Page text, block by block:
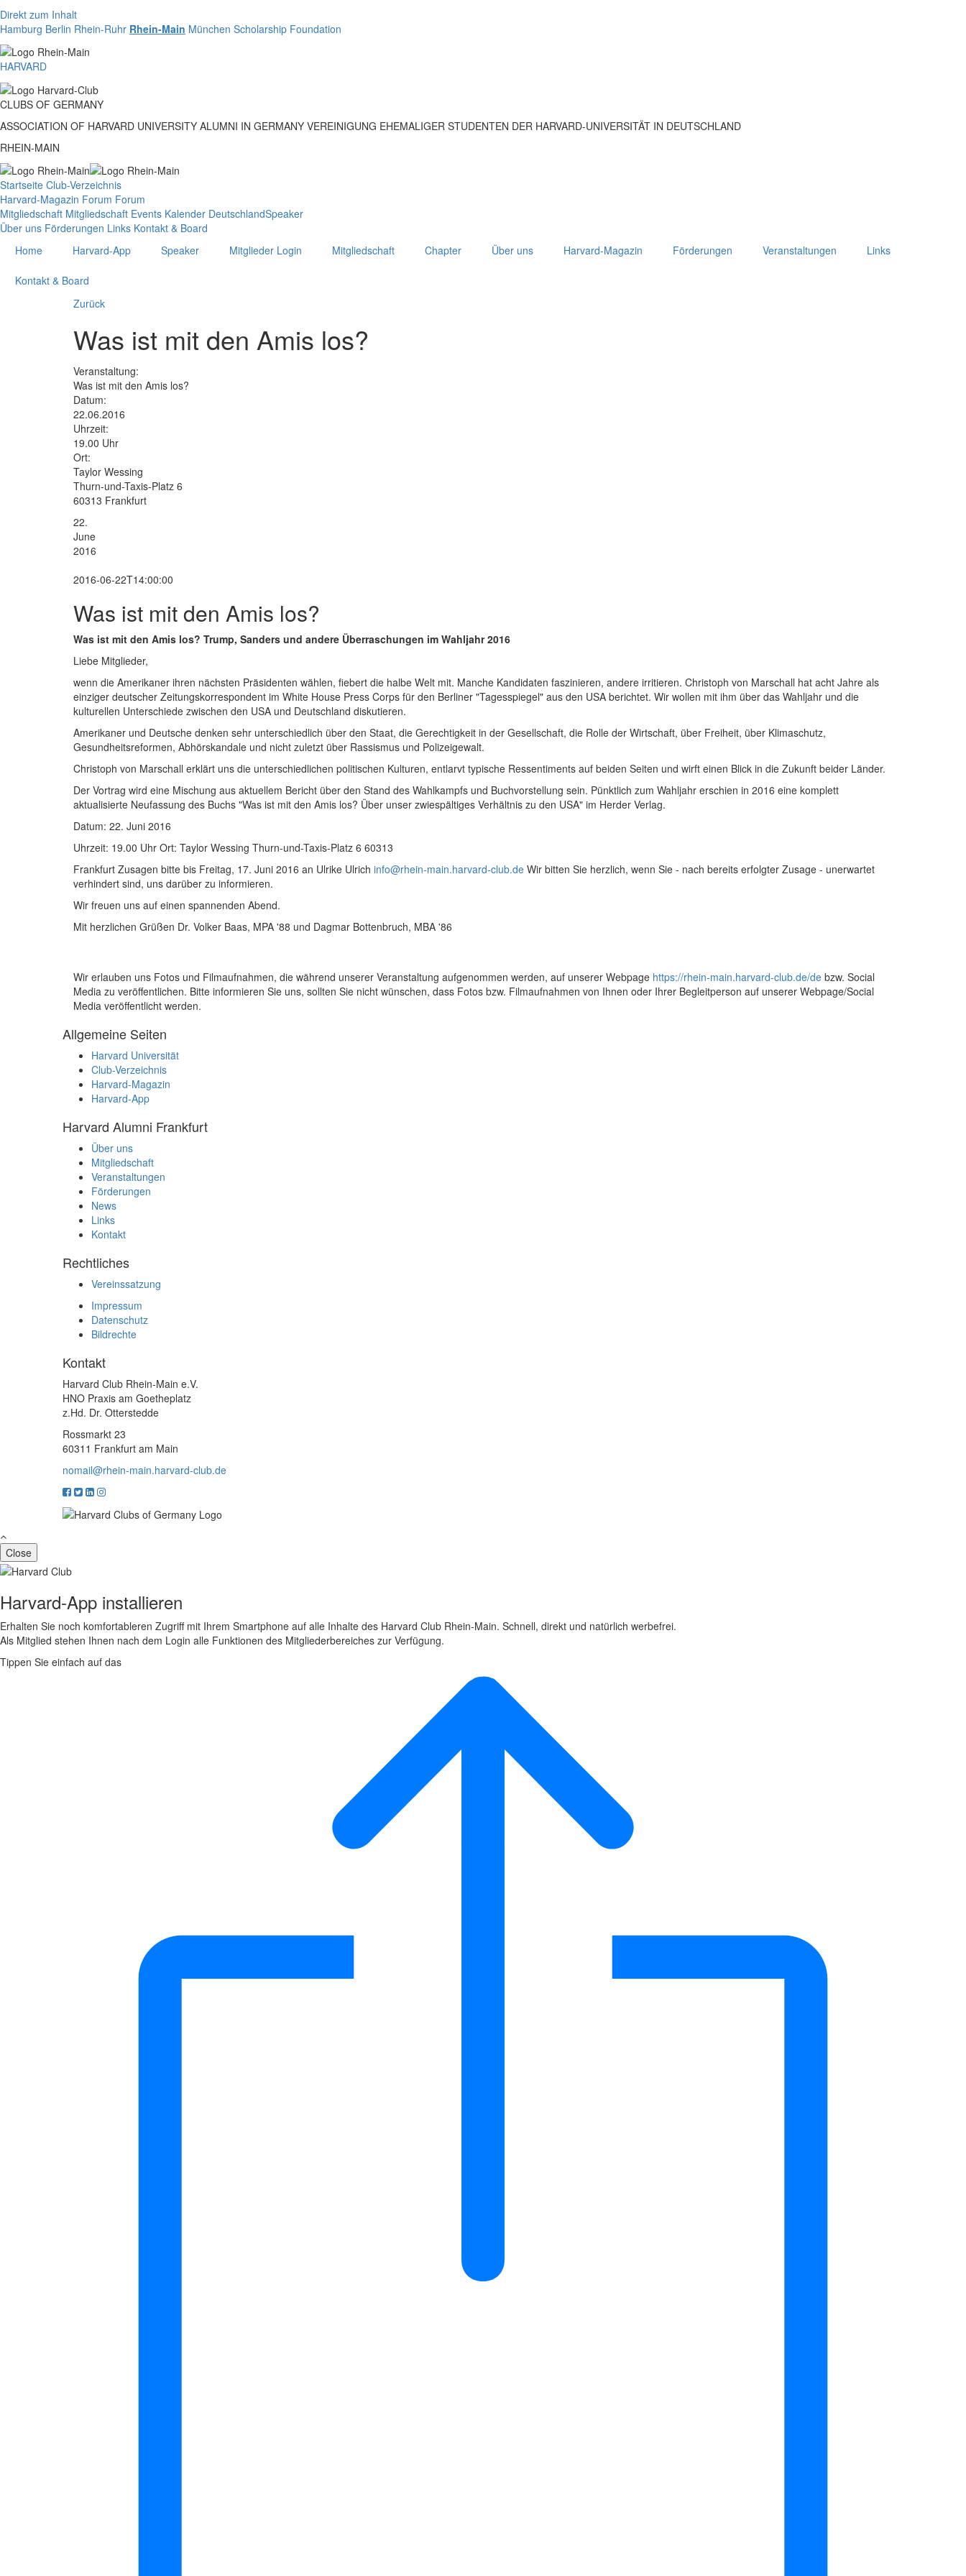
Direkt zum Inhalt
Hamburg Berlin Rhein-Ruhr Rhein-Main München Scholarship Foundation
HARVARD
CLUBS OF GERMANY
ASSOCIATION OF HARVARD UNIVERSITY ALUMNI IN GERMANY VEREINIGUNG EHEMALIGER STUDENTEN DER HARVARD-UNIVERSITÄT IN DEUTSCHLAND
RHEIN-MAIN
Startseite Club-Verzeichnis
Harvard-Magazin Forum Forum
Mitgliedschaft Mitgliedschaft Events Kalender DeutschlandSpeaker
Über uns Förderungen Links Kontakt & Board
Home
Harvard-App Speaker Mitglieder Login Mitgliedschaft Chapter Über uns Harvard-Magazin Förderungen Veranstaltungen Links
Kontakt & Board
Zurück
Was ist mit den Amis los?
Veranstaltung:
Was ist mit den Amis los?
Datum:
22.06.2016
Uhrzeit:
19.00 Uhr
Ort:
Taylor Wessing
Thurn-und-Taxis-Platz 6
60313 Frankfurt
22.
June
2016
2016-06-22T14:00:00
Was ist mit den Amis los?
Was ist mit den Amis los? Trump, Sanders und andere Überraschungen im Wahljahr 2016
Liebe Mitglieder,
wenn die Amerikaner ihren nächsten Präsidenten wählen, fiebert die halbe Welt mit. Manche Kandidaten faszinieren, andere irritieren. Christoph von Marschall hat acht Jahre als
einziger deutscher Zeitungskorrespondent im White House Press Corps für den Berliner "Tagesspiegel" aus den USA berichtet. Wir wollen mit ihm über das Wahljahr und die
kulturellen Unterschiede zwischen den USA und Deutschland diskutieren.
Amerikaner und Deutsche denken sehr unterschiedlich über den Staat, die Gerechtigkeit in der Gesellschaft, die Rolle der Wirtschaft, über Freiheit, über Klimaschutz,
Gesundheitsreformen, Abhörskandale und nicht zuletzt über Rassismus und Polizeigewalt.
Christoph von Marschall erklärt uns die unterschiedlichen politischen Kulturen, entlarvt typische Ressentiments auf beiden Seiten und wirft einen Blick in die Zukunft beider Länder.
Der Vortrag wird eine Mischung aus aktuellem Bericht über den Stand des Wahlkampfs und Buchvorstellung sein. Pünktlich zum Wahljahr erschien in 2016 eine komplett
aktualisierte Neufassung des Buchs "Was ist mit den Amis los? Über unser zwiespältiges Verhältnis zu den USA" im Herder Verlag.
Datum: 22. Juni 2016
Uhrzeit: 19.00 Uhr Ort: Taylor Wessing Thurn-und-Taxis-Platz 6 60313
Frankfurt Zusagen bitte bis Freitag, 17. Juni 2016 an Ulrike Ulrich info@rhein-main.harvard-club.de Wir bitten Sie herzlich, wenn Sie - nach bereits erfolgter Zusage - unerwartet
verhindert sind, uns darüber zu informieren.
Wir freuen uns auf einen spannenden Abend.
Mit herzlichen Grüßen Dr. Volker Baas, MPA '88 und Dagmar Bottenbruch, MBA '86
Wir erlauben uns Fotos und Filmaufnahmen, die während unserer Veranstaltung aufgenommen werden, auf unserer Webpage https://rhein-main.harvard-club.de/de bzw. Social
Media zu veröffentlichen. Bitte informieren Sie uns, sollten Sie nicht wünschen, dass Fotos bzw. Filmaufnahmen von Ihnen oder Ihrer Begleitperson auf unserer Webpage/Social
Media veröffentlicht werden.
Allgemeine Seiten
Harvard Universität
Club-Verzeichnis
Harvard-Magazin
Harvard-App
Harvard Alumni Frankfurt
Über uns
Mitgliedschaft
Veranstaltungen
Förderungen
News
Links
Kontakt
Rechtliches
Vereinssatzung
Impressum
Datenschutz
Bildrechte
Kontakt
Harvard Club Rhein-Main e.V.
HNO Praxis am Goetheplatz
z.Hd. Dr. Otterstedde
Rossmarkt 23
60311 Frankfurt am Main
nomail@rhein-main.harvard-club.de
Close
Harvard-App installieren
Erhalten Sie noch komfortableren Zugriff mit Ihrem Smartphone auf alle Inhalte des Harvard Club Rhein-Main. Schnell, direkt und natürlich werbefrei.
Als Mitglied stehen Ihnen nach dem Login alle Funktionen des Mitgliederbereiches zur Verfügung.
Tippen Sie einfach auf das